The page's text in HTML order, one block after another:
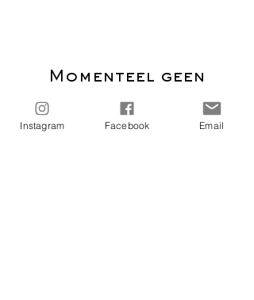
Momenteel geen
evenementen
Instagram Facebook Email